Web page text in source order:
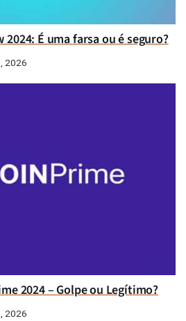
É uma farsa ou é seguro?
2026
2024 – Golpe ou Legítimo?
2026